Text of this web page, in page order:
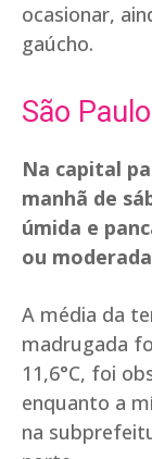
ocasionar,
gaúcho.
São Paulo
Na capital
manhã de
úmida e
ou
A média da
madrugada
11,6°C, foi
enquanto a
na